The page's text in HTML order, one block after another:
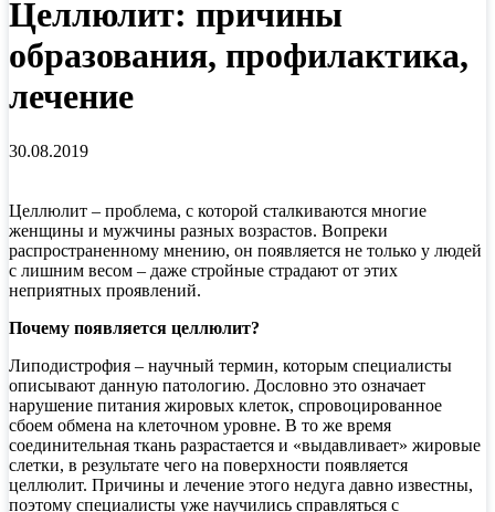
Целлюлит: причины
образования, профилактика,
лечение
30.08.2019
Целлюлит – проблема, с которой сталкиваются многие
женщины и мужчины разных возрастов. Вопреки
распространенному мнению, он появляется не только у людей
с лишним весом – даже стройные страдают от этих
неприятных проявлений.
Почему появляется целлюлит?
Липодистрофия – научный термин, которым специалисты
описывают данную патологию. Дословно это означает
нарушение питания жировых клеток, спровоцированное
сбоем обмена на клеточном уровне. В то же время
соединительная ткань разрастается и «выдавливает» жировые
слетки, в результате чего на поверхности появляется
целлюлит. Причины и лечение этого недуга давно известны,
поэтому специалисты уже научились справляться с